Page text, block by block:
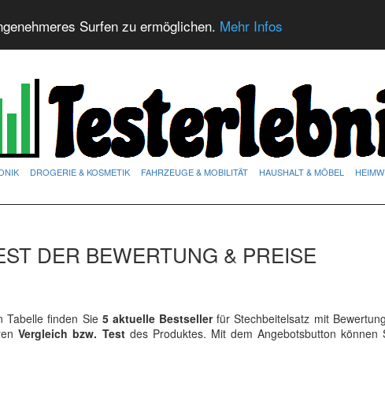
Surfen zu ermöglichen. Mehr Infos
DROGERIE & KOSMETIK FAHRZEUGE & MOBILITÄT HAUSHALT & MÖBEL
DER BEWERTUNG & PREISE
Tabelle finden Sie5 aktuelle Bestsellerfür Stechbeitelsatz mit
Vergleich bzw. Testdes Produktes. Mit dem Angebotsbutton können